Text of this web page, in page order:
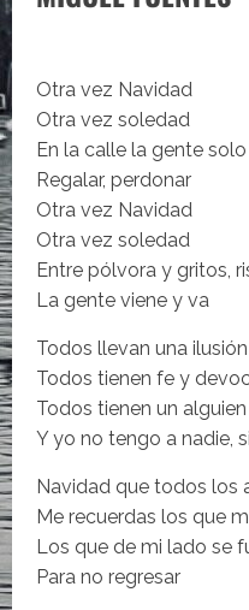
Otra vez Navidad
Otra vez soledad
En la calle la gente
Regalar, perdonar
Otra vez Navidad
Otra vez soledad
Entre pólvora y gritos,
La gente viene y va
Todos llevan una ilusión
Todos tienen fe y
Todos tienen un alguien
Y yo no tengo a nadie,
Navidad que todos los
Me recuerdas los que
Los que de mi lado se
Para no regresar